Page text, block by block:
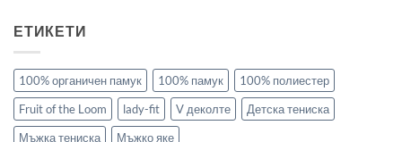
ЕТИКЕТИ
100% органичен памук 100% памук
100% полиестер
Fruit of the Loom
lady-fit V деколте
Детска тениска
Мъжка тениска
Мъжко яке